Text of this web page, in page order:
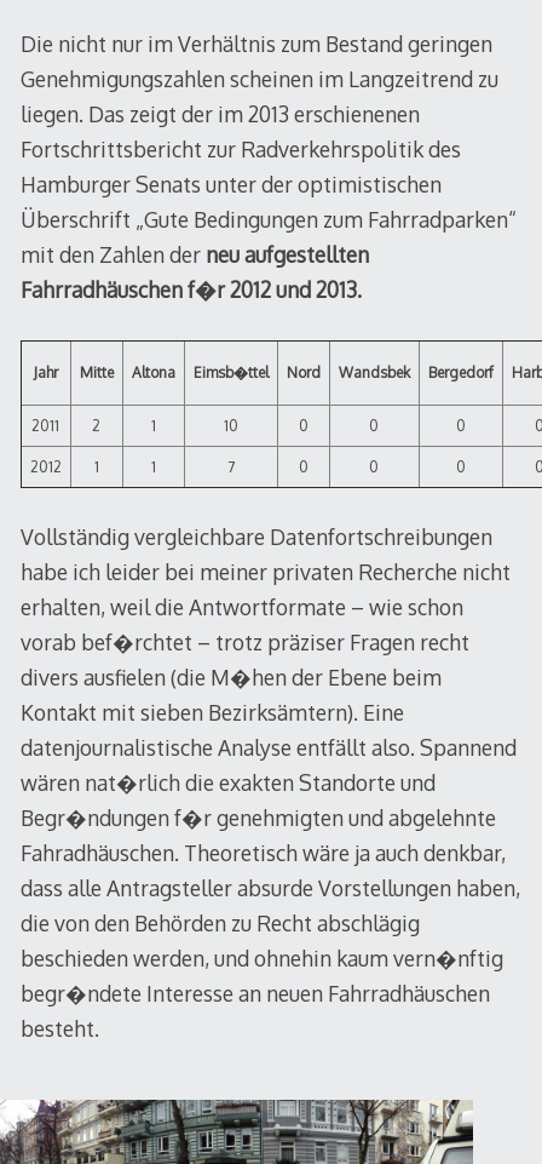
Die nicht nur im Verhältnis zum Bestand geringen
Genehmigungszahlen scheinen im Langzeitrend zu
liegen. Das zeigt der im 2013 erschienenen
Fortschrittsbericht zur Radverkehrspolitik des
Hamburger Senats unter der optimistischen
Überschrift „Gute Bedingungen zum Fahrradparken“
mit den Zahlen der neu aufgestellten
Fahrradhäuschen f�r 2012 und 2013.
Jahr Mitte Altona Eimsb�ttel Nord Wandsbek Bergedorf
2011 2 1 10 0 0 0
2012 1 1 7 0 0 0
Vollständig vergleichbare Datenfortschreibungen
habe ich leider bei meiner privaten Recherche nicht
erhalten, weil die Antwortformate – wie schon
vorab bef�rchtet – trotz präziser Fragen recht
divers ausfielen (die M�hen der Ebene beim
Kontakt mit sieben Bezirksämtern). Eine
datenjournalistische Analyse entfällt also. Spannend
wären nat�rlich die exakten Standorte und
Begr�ndungen f�r genehmigten und abgelehnte
Fahradhäuschen. Theoretisch wäre ja auch denkbar,
dass alle Antragsteller absurde Vorstellungen haben,
die von den Behörden zu Recht abschlägig
beschieden werden, und ohnehin kaum vern�nftig
begr�ndete Interesse an neuen Fahrradhäuschen
besteht.